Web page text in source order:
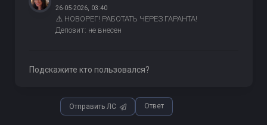
26-05-2026, 03:40
⚠️ НОВОРЕГ! РАБОТАТЬ ЧЕРЕЗ ГАРАНТА!
Депозит: не внесен
Подскажите кто пользовался?
Отправить ЛС Ответ